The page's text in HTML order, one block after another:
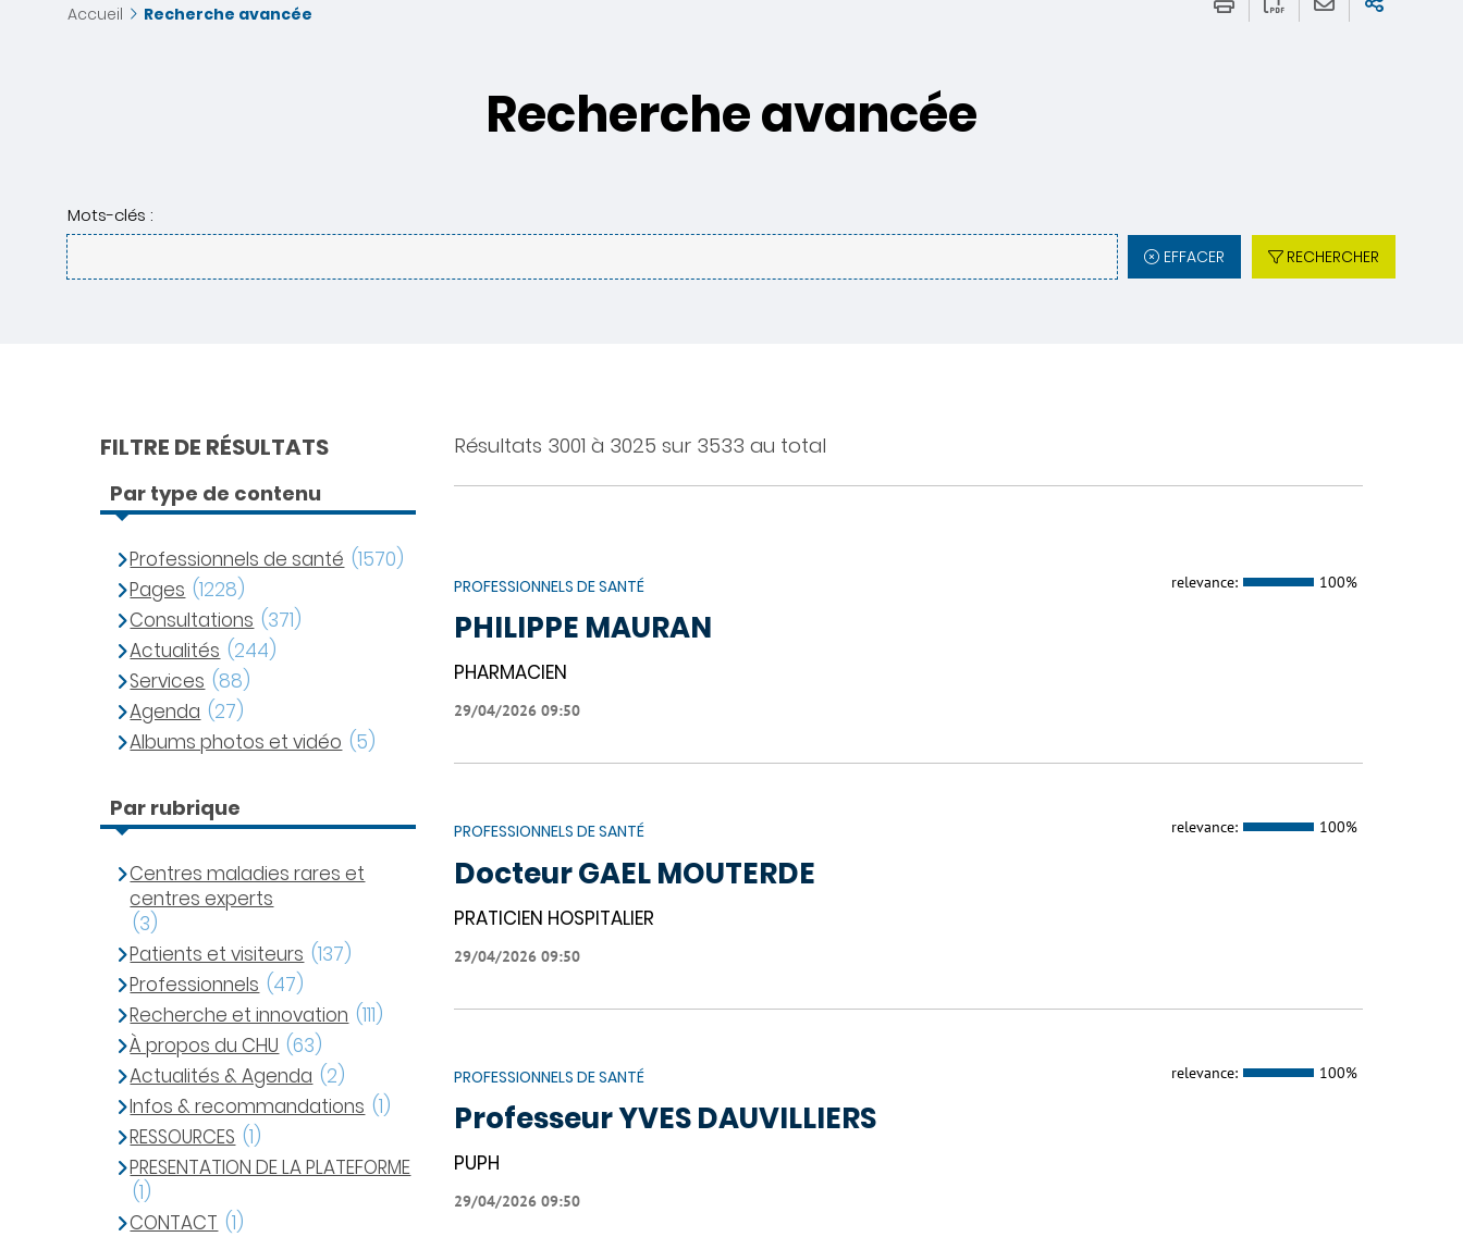
Accueil Recherche avancée
Recherche avancée
Mots-clés :
EFFACER RECHERCHER
Résultats 3001 à 3025 sur 3533 au total
PROFESSIONNELS DE SANTÉ relevance: 100%
PHILIPPE MAURAN
PHARMACIEN
29/04/2026 09:50
PROFESSIONNELS DE SANTÉ relevance: 100%
Docteur GAEL MOUTERDE
PRATICIEN HOSPITALIER
29/04/2026 09:50
PROFESSIONNELS DE SANTÉ relevance: 100%
Professeur YVES DAUVILLIERS
PUPH
29/04/2026 09:50
FILTRE DE RÉSULTATS
Par type de contenu
Professionnels de santé (1570)
Pages (1228)
Consultations (371)
Actualités (244)
Services (88)
Agenda (27)
Albums photos et vidéo (5)
Par rubrique
Centres maladies rares et
centres experts
(3)
Patients et visiteurs (137)
Professionnels (47)
Recherche et innovation (111)
À propos du CHU (63)
Actualités & Agenda (2)
Infos & recommandations (1)
RESSOURCES (1)
PRESENTATION DE LA PLATEFORME
(1)
CONTACT (1)